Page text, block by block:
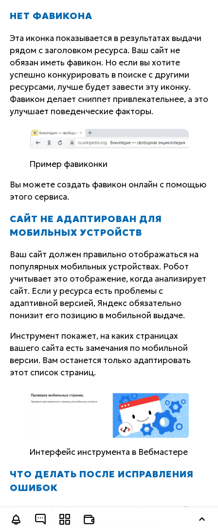
НЕТ ФАВИКОНА
Эта иконка показывается в результатах выдачи
рядом с заголовком ресурса. Ваш сайт не
обязан иметь фавикон. Но если вы хотите
успешно конкурировать в поиске с другими
ресурсами, лучше будет завести эту иконку.
Фавикон делает сниппет привлекательнее, а это
улучшает поведенческие факторы.
Пример фавиконки
Вы можете создать фавикон онлайн с помощью
этого сервиса.
САЙТ НЕ АДАПТИРОВАН ДЛЯ
МОБИЛЬНЫХ УСТРОЙСТВ
Ваш сайт должен правильно отображаться на
популярных мобильных устройствах. Робот
учитывает это отображение, когда анализирует
сайт. Если у ресурса есть проблемы с
адаптивной версией, Яндекс обязательно
понизит его позицию в мобильной выдаче.
Инструмент покажет, на каких страницах
вашего сайта есть замечания по мобильной
версии. Вам останется только адаптировать
этот список страниц.
Интерфейс инструмента в Вебмастере
ЧТО ДЕЛАТЬ ПОСЛЕ ИСПРАВЛЕНИЯ
ОШИБОК
Если ошибки будут исправлены, поисковый
робот увидит это, но только когда в
Оставить заявку